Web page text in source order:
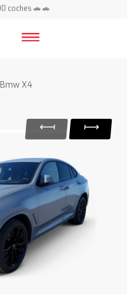
coches 🚗 🚗
X4